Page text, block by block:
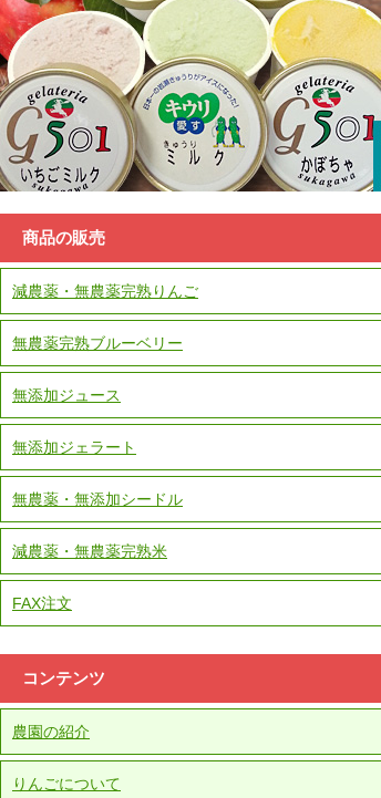
商品の販売
減農薬・無農薬完熟りんご
無農薬完熟ブルーベリー
無添加ジュース
無添加ジェラート
無農薬・無添加シードル
減農薬・無農薬完熟米
FAX注文
コンテンツ
農園の紹介
りんごについて